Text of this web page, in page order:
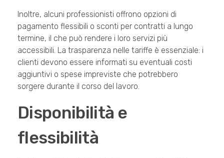
Inoltre, alcuni professionisti offrono opzioni di
pagamento flessibili o sconti per contratti a lungo
termine, il che può rendere i loro servizi più
accessibili. La trasparenza nelle tariffe è essenziale: i
clienti devono essere informati su eventuali costi
aggiuntivi o spese impreviste che potrebbero
sorgere durante il corso del lavoro.
Disponibilità e
flessibilità